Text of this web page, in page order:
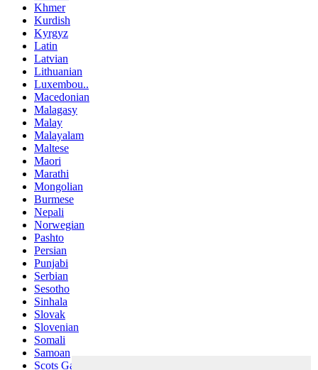
Khmer
Kurdish
Kyrgyz
Latin
Latvian
Lithuanian
Luxembou..
Macedonian
Malagasy
Malay
Malayalam
Maltese
Maori
Marathi
Mongolian
Burmese
Nepali
Norwegian
Pashto
Persian
Punjabi
Serbian
Sesotho
Sinhala
Slovak
Slovenian
Somali
Samoan
Scots Gaelic